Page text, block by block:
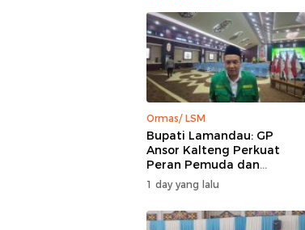
Ormas/ LSM
Bupati Lamandau: GP
Ansor Kalteng Perkuat
Peran Pemuda dan
Penanganan Karhutla
1 day yang lalu